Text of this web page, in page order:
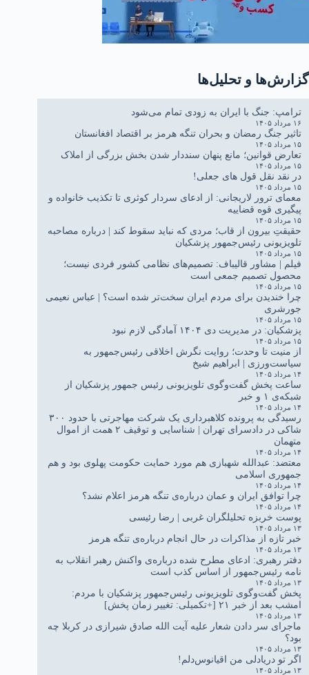
گزارش‌ها و تحلیل‌ها
ترامپ: جنگ با ایران به زودی تمام می‌شود
۱۶ مرداد ۱۴۰۵
تاثیر جنگ رمضان و بحران تنگه هرمز بر اقتصاد افغانستان
۱۵ مرداد ۱۴۰۵
تعارض قوانین؛ مانع پنهان سنددار شدن بخش بزرگی از املاک
۱۵ مرداد ۱۴۰۵
در نقد نقل قول های جعلی!
۱۵ مرداد ۱۴۰۵
معمای ترور لاریجانی: از ادعای سردار کوثری تا تکذیب خانواده و
پیگیری قوه قضاییه
۱۵ مرداد ۱۴۰۵
حقیقتِ بیرون از قاب؛ مردی که نباید سقوط کند | درباره مصاحبه
تلویزیونی رئیس‌جمهور پزشکیان
۱۵ مرداد ۱۴۰۵
فیلم | مشاور قالیباف: تصمیم‌های نظامی کشور فردی نیست؛
محصول تصمیم جمعی است
۱۵ مرداد ۱۴۰۵
چرا خندیدن برای مردم ایران سخت‌تر شده است؟ | عباس نعیمی
جورشری
۱۵ مرداد ۱۴۰۵
پزشکیان: در مدیریت دی ۱۴۰۴ آمادگی لازم نبود
۱۵ مرداد ۱۴۰۵
از منیت تا وحدت؛ روایت نگرش اخلاقی رئیس‌جمهور به
سیاست‌ورزی | ابراهیم شیخ
۱۴ مرداد ۱۴۰۵
ساعت پخش گفت‌وگوی تلویزیونی رئیس جمهور پزشکیان از
شبکه‌ی ۱ و خبر
۱۴ مرداد ۱۴۰۵
رسیدگی به پرونده کلاهبرداری یک شرکت مهاجرتی با حدود ۳۰۰
شاکی در دادسرای تهران | شناسایی و توقیف ۲ همت از اموال
متهمان
۱۴ مرداد ۱۴۰۵
معتضد: عبدالله شهبازی هم مورد حمایت حکومت پهلوی بود و هم
جمهوری اسلامی
۱۴ مرداد ۱۴۰۵
چرا توافق ایران و عمان درباره‌ی تنگه هرمز اعلام نشد؟
۱۴ مرداد ۱۴۰۵
پوست خربزه تحلیلگران غربی | رضا رئیسی
۱۳ مرداد ۱۴۰۵
خبر تازه از مذاکرات در حال انجام درباره‌ی تنگه هرمز
۱۳ مرداد ۱۴۰۵
دفتر رهبری: ادعای مطرح شده درباره‌ی واکنش رهبر انقلاب به
نامه رئیس‌جمهور از اساس کذب است
۱۳ مرداد ۱۴۰۵
پخش گفت‌وگوی تلویزیونی رئیس‌جمهور پزشکیان با مردم:
امشب بعد از خبر ۲۱ [+تکمیلی: تغییر زمان پخش]
۱۳ مرداد ۱۴۰۵
ماجرای سر دادن شعار علیه آیت الله صادق شیرازی در کربلا چه
بود؟
۱۳ مرداد ۱۴۰۵
اگر تو دریادلی من اقیانوس‌دلم!
۱۳ مرداد ۱۴۰۵